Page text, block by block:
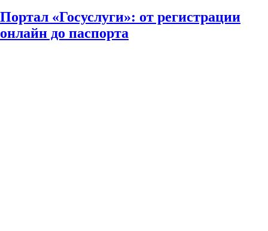
Портал «Госуслуги»: от регистрации
онлайн до паспорта